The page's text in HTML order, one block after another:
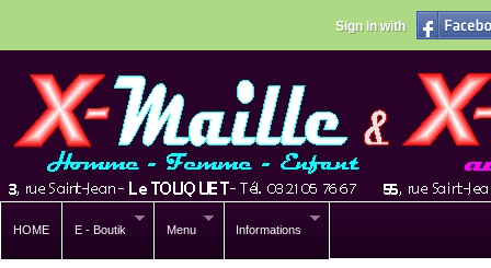
Sign in with
HOME E - Boutik Menu Informations